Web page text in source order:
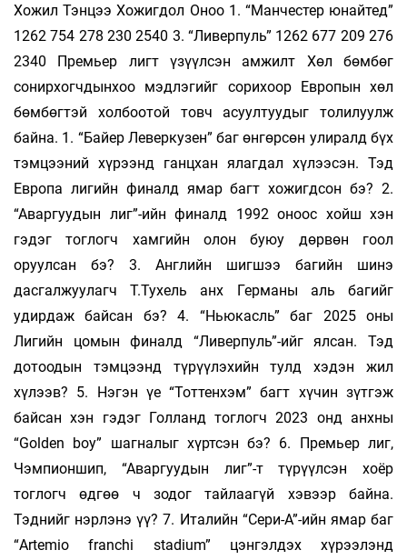
Хожил Тэнцээ Хожигдол Оноо 1. “Манчестер юнайтед”
1262 754 278 230 2540 3. “Ливерпуль” 1262 677 209 276
2340 Премьер лигт үзүүлсэн амжилт Хөл бөмбөг
сонирхогчдынхоо мэдлэгийг сорихоор Европын хөл
бөмбөгтэй холбоотой товч асуултуудыг толилуулж
байна. 1. “Байер Леверкузен” баг өнгөрсөн улиралд бүх
тэмцээний хүрээнд ганцхан ялагдал хүлээсэн. Тэд
Европа лигийн финалд ямар багт хожигдсон бэ? 2.
“Аваргуудын лиг”-ийн финалд 1992 оноос хойш хэн
гэдэг тоглогч хамгийн олон буюу дөрвөн гоол
оруулсан бэ? 3. Английн шигшээ багийн шинэ
дасгалжуулагч Т.Тухель анх Германы аль багийг
удирдаж байсан бэ? 4. “Ньюкасль” баг 2025 оны
Лигийн цомын финалд “Ливерпуль”-ийг ялсан. Тэд
дотоодын тэмцээнд түрүүлэхийн тулд хэдэн жил
хүлээв? 5. Нэгэн үе “Тоттенхэм” багт хүчин зүтгэж
байсан хэн гэдэг Голланд тоглогч 2023 онд анхны
“Golden boy” шагналыг хүртсэн бэ? 6. Премьер лиг,
Чэмпионшип, “Аваргуудын лиг”-т түрүүлсэн хоёр
тоглогч өдгөө ч зодог тайлаагүй хэвээр байна.
Тэднийг нэрлэнэ үү? 7. Италийн “Сери-А”-ийн ямар баг
“Artemio franchi stadium” цэнгэлдэх хүрээлэнд